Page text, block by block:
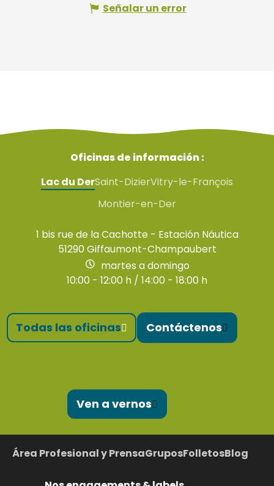
Señalar un error
Oficinas de información :
Lac du DerSaint-DizierVitry-le-François
Montier-en-Der
1 bis rue de la Cachotte - Estación Náutica
51290 Giffaumont-Champaubert
martes a domingo
10:00 - 12:00 h / 14:00 - 18:00 h
Todas las oficinas Contáctenos
Ven a vernos
Área Profesional y PrensaGruposFolletosBlog